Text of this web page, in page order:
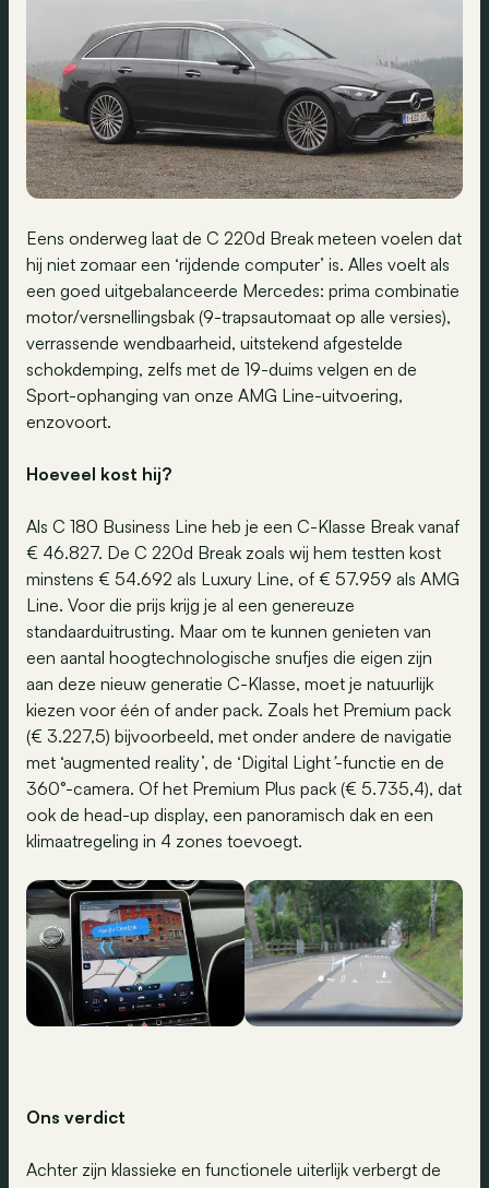
Eens onderweg laat de C 220d Break meteen voelen dat
hij niet zomaar een ‘rijdende computer’ is. Alles voelt als
een goed uitgebalanceerde Mercedes: prima combinatie
motor/versnellingsbak (9-trapsautomaat op alle versies),
verrassende wendbaarheid, uitstekend afgestelde
schokdemping, zelfs met de 19-duims velgen en de
Sport-ophanging van onze AMG Line-uitvoering,
enzovoort.
Hoeveel kost hij?
Als C 180 Business Line heb je een C-Klasse Break vanaf
€ 46.827. De C 220d Break zoals wij hem testten kost
minstens € 54.692 als Luxury Line, of € 57.959 als AMG
Line. Voor die prijs krijg je al een genereuze
standaarduitrusting. Maar om te kunnen genieten van
een aantal hoogtechnologische snufjes die eigen zijn
aan deze nieuw generatie C-Klasse, moet je natuurlijk
kiezen voor één of ander pack. Zoals het Premium pack
(€ 3.227,5) bijvoorbeeld, met onder andere de navigatie
met ‘augmented reality’, de ‘Digital Light’-functie en de
360°-camera. Of het Premium Plus pack (€ 5.735,4), dat
ook de head-up display, een panoramisch dak en een
klimaatregeling in 4 zones toevoegt.
Ons verdict
Achter zijn klassieke en functionele uiterlijk verbergt de